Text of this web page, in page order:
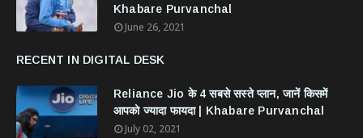
Khabare Purvanchal
June 26, 2021
RECENT IN DIGITAL DESK
Reliance Jio के 4 सबसे सस्ते प्लान, जानें किसमें
आपको ज्यादा फायदा | Khabare Purvanchal
July 02, 2021